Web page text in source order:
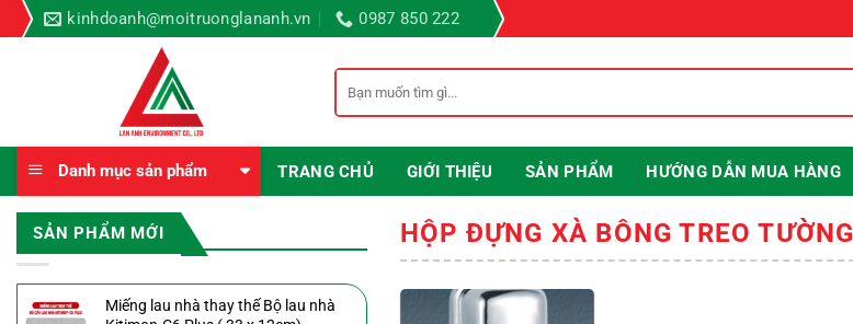
Bỏ
qua
kinhdoanh@moitruonglananh.vn 0987 850 222
kiếm:
Danh mục sản phẩm TRANG CHỦ GIỚI THIỆU SẢN PHẨM HƯỚNG DẪN MUA HÀNG
SẢN PHẨM MỚI
Miếng lau nhà thay thế Bộ lau nhà
HỘP ĐỰNG XÀ BÔNG TREO TƯỜNG